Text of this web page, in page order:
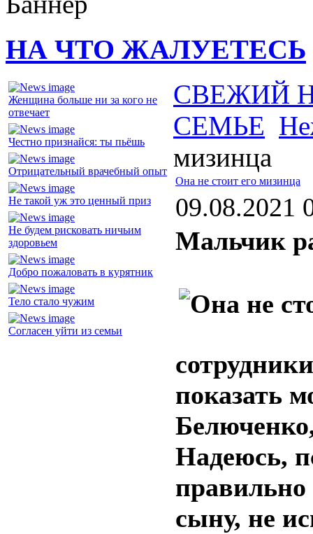
НА ЧТО ЖАЛУЕТЕСЬ
Женщина больше ни за кого не
отвечает
Честно признайся: ты пьёшь
Отрицательный врачебный опыт
Не такой уж это ценный приз
Не будем рисковать ничьим
здоровьем
Добро пожаловать в курятник
Тело стало чужим
Согласен уйти из семьи
СВЕЖИЙ
СЕМЬЕ
мизинца
Она не стоит его мизинца
09.08.2021
Мальчик
показать
Надеюсь,
правильно
сыну, не